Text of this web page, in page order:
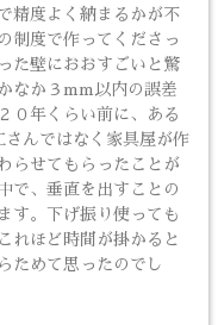
精度よく納まるかが不
制度で作ってくださっ
た壁におおすごいと驚
なか３mm以内の誤差
０年くらい前に、ある
んではなく家具屋が作
らせてもらったことが
で、垂直を出すことの
す。下げ振り使っても
れほど時間が掛かると
ためて思ったのでし